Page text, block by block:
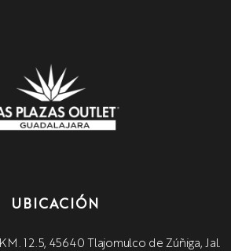
UBICACIÓN
12.5, 45640 Tlajomulco de Zúñiga, Jal.